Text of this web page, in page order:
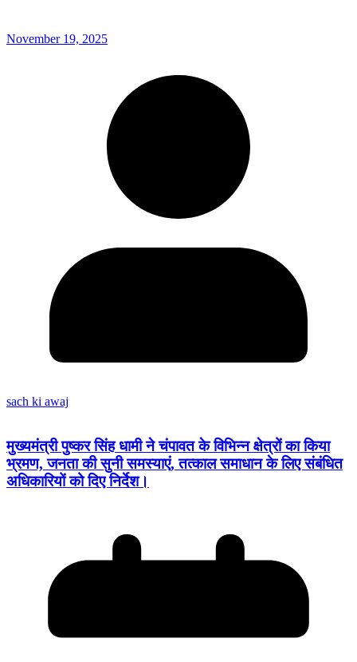
November 19, 2025
sach ki awaj
मुख्यमंत्री पुष्कर सिंह धामी ने चंपावत के विभिन्न क्षेत्रों का किया
भ्रमण, जनता की सुनी समस्याएं, तत्काल समाधान के लिए संबंधित
अधिकारियों को दिए निर्देश।